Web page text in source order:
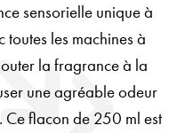
sensorielle unique à
les machines à
la fragrance à la
une agréable odeur
flacon de 250 ml est